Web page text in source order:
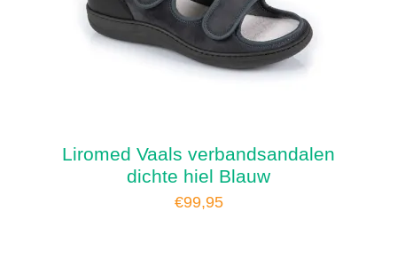
Liromed Vaals verbandsandalen
dichte hiel Blauw
€99,95